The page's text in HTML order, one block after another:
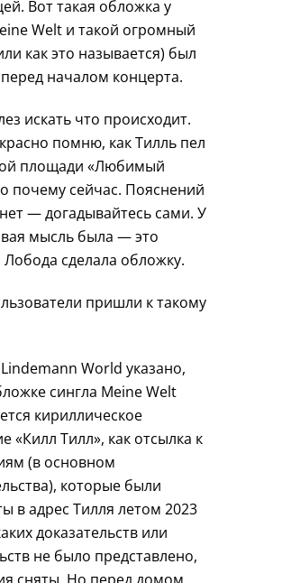
Вот такая обложка у
Welt и такой огромный
как это называется) был
началом концерта.
искать что происходит.
помню, как Тилль пел
площади «Любимый
почему сейчас. Пояснений
— догадывайтесь сами. У
мысль была — это
Лобода сделала обложку.
пришли к такому
World указано,
сингла Meine Welt
кириллическое
«Килл Тилл», как отсылка к
(в основном
которые были
в адрес Тилля летом 2023
доказательств или
не было представлено,